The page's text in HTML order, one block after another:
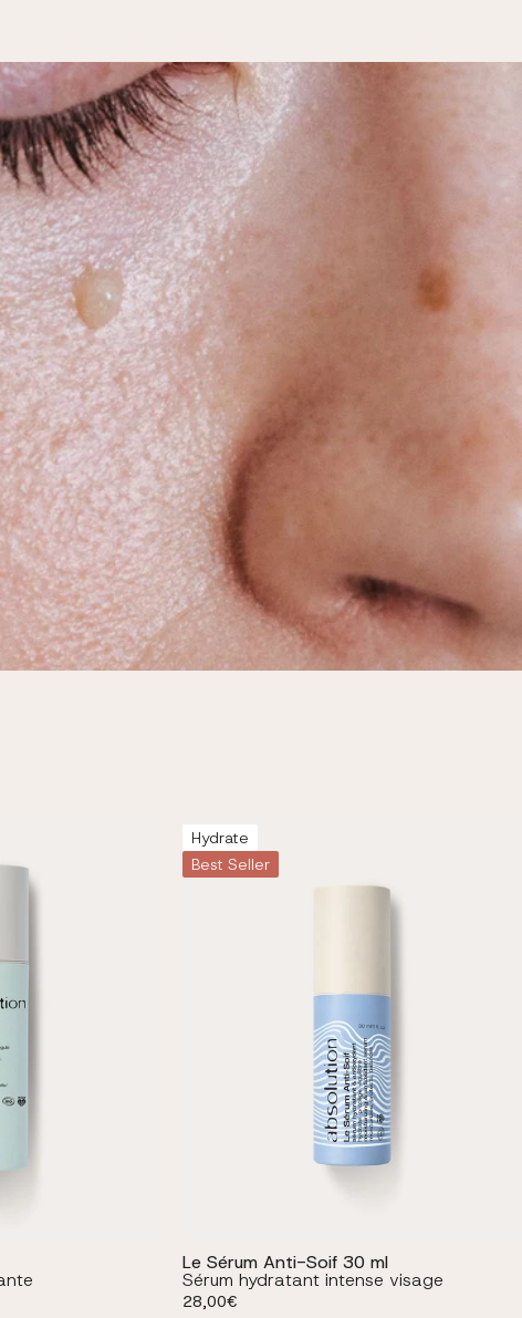
Hydrate
Best Seller
Le Sérum Anti-Soif 30 ml
Sérum hydratant intense visage
Prix habituel
28,00€